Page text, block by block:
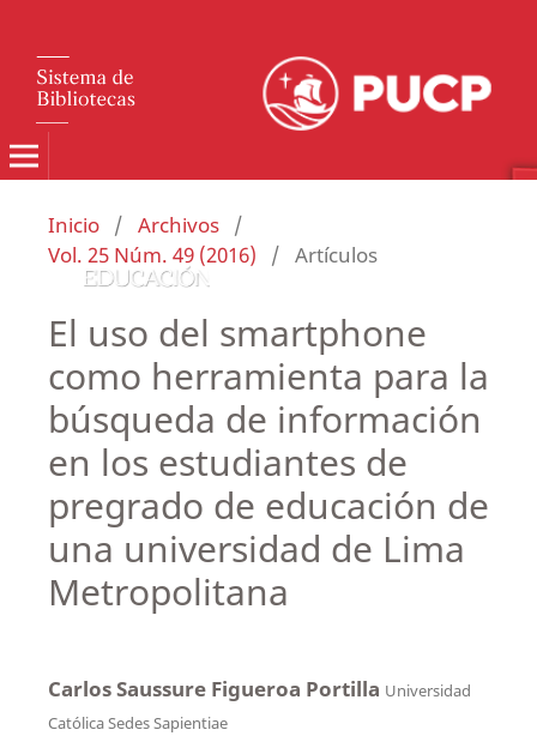
Inicio / Archivos /
Vol. 25 Núm. 49 (2016)
/ Artículos
El uso del smartphone
como herramienta para la
búsqueda de información
en los estudiantes de
pregrado de educación de
una universidad de Lima
Metropolitana
Carlos Saussure Figueroa Portilla Universidad
Católica Sedes Sapientiae